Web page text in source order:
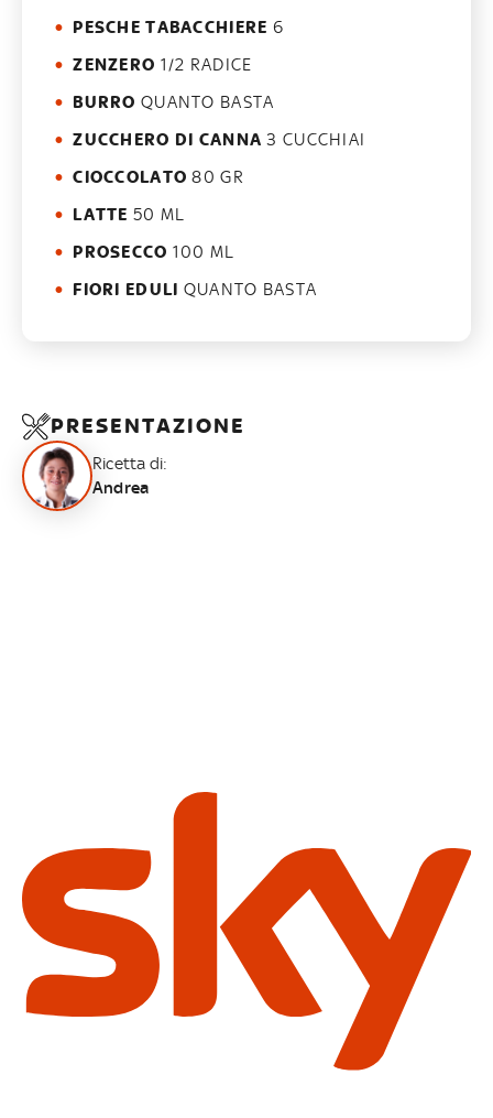
PESCHE TABACCHIERE 6
ZENZERO 1/2 RADICE
BURRO QUANTO BASTA
ZUCCHERO DI CANNA 3 CUCCHIAI
CIOCCOLATO 80 GR
LATTE 50 ML
PROSECCO 100 ML
FIORI EDULI QUANTO BASTA
PRESENTAZIONE
Ricetta di:
Andrea